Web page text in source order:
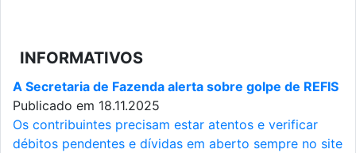
INFORMATIVOS
A Secretaria de Fazenda alerta sobre golpe de REFIS
Publicado em 18.11.2025
Os contribuintes precisam estar atentos e verificar
débitos pendentes e dívidas em aberto sempre no site